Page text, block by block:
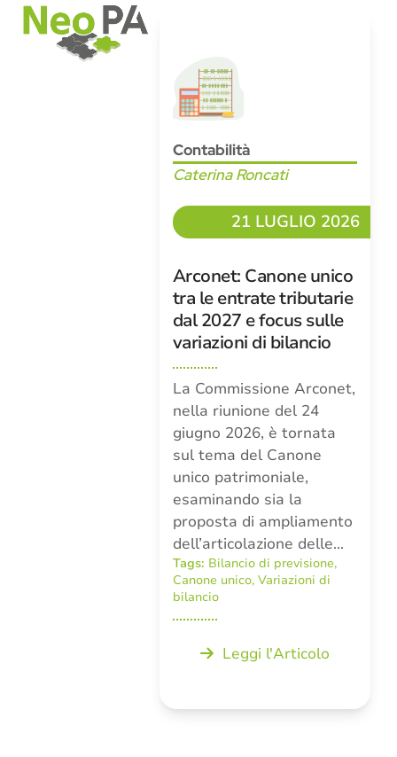
SkipOpen
mobile
menu
Close
mobile
menu
Contabilità
Caterina Roncati
21 LUGLIO 2026
Arconet: Canone unico
tra le entrate tributarie
dal 2027 e focus sulle
variazioni di bilancio
La Commissione Arconet,
nella riunione del 24
giugno 2026, è tornata
sul tema del Canone
unico patrimoniale,
esaminando sia la
proposta di ampliamento
dell’articolazione delle…
Tags: Bilancio di previsione,
Canone unico, Variazioni di
bilancio
Leggi l'Articolo